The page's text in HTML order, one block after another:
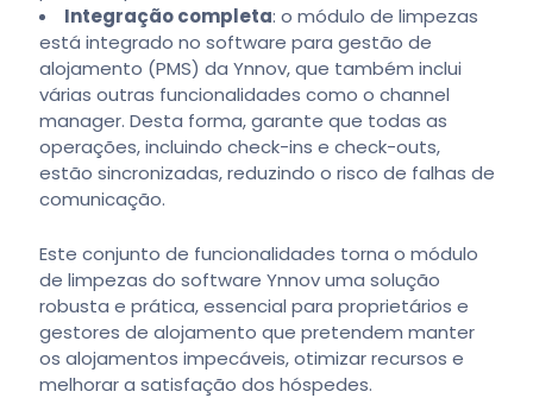
Integração completa: o módulo de limpezas
está integrado no software para gestão de
alojamento (PMS) da Ynnov, que também inclui
várias outras funcionalidades como o channel
manager. Desta forma, garante que todas as
operações, incluindo check-ins e check-outs,
estão sincronizadas, reduzindo o risco de falhas de
comunicação.
Este conjunto de funcionalidades torna o módulo
de limpezas do software Ynnov uma solução
robusta e prática, essencial para proprietários e
gestores de alojamento que pretendem manter
os alojamentos impecáveis, otimizar recursos e
melhorar a satisfação dos hóspedes.